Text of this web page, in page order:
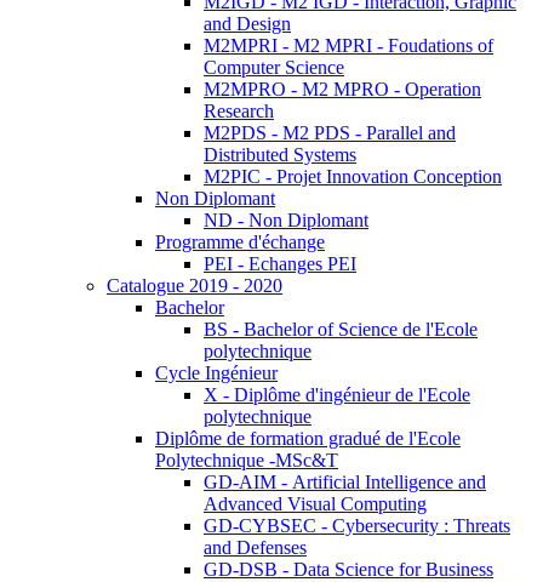
and Design
M2MPRI - M2 MPRI - Foudations of
Computer Science
M2MPRO - M2 MPRO - Operation
Research
M2PDS - M2 PDS - Parallel and
Distributed Systems
M2PIC - Projet Innovation Conception
Non Diplomant
ND - Non Diplomant
Programme d'échange
PEI - Echanges PEI
Catalogue 2019 - 2020
Bachelor
BS - Bachelor of Science de l'Ecole
polytechnique
Cycle Ingénieur
X - Diplôme d'ingénieur de l'Ecole
polytechnique
Diplôme de formation gradué de l'Ecole
Polytechnique -MSc&T
GD-AIM - Artificial Intelligence and
Advanced Visual Computing
GD-CYBSEC - Cybersecurity : Threats
and Defenses
GD-DSB - Data Science for Business